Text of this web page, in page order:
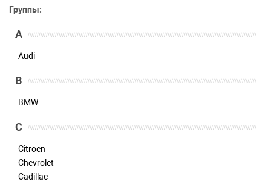
Группы:
A
Audi
B
BMW
C
Citroen
Chevrolet
Cadillac